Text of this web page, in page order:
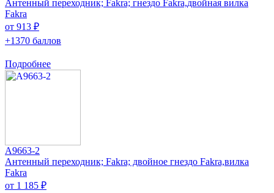
Антенный переходник; Fakra; гнездо Fakra,двойная вилка
Fakra
от 913 ₽
+1370 баллов
Подробнее
A9663-2
Антенный переходник; Fakra; двойное гнездо Fakra,вилка
Fakra
от 1 185 ₽